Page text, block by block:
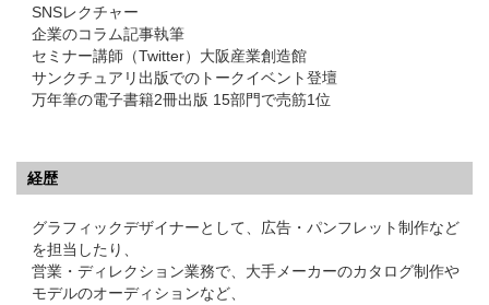
SNSレクチャー
企業のコラム記事執筆
セミナー講師（Twitter）大阪産業創造館
サンクチュアリ出版でのトークイベント登壇
万年筆の電子書籍2冊出版 15部門で売筋1位
経歴
グラフィックデザイナーとして、広告・パンフレット制作など
を担当したり、
営業・ディレクション業務で、大手メーカーのカタログ制作や
モデルのオーディションなど、